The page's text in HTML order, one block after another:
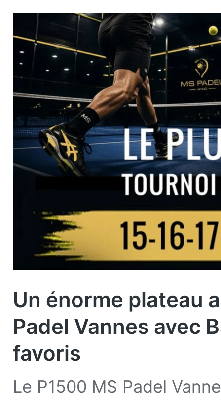
Un énorme plateau
Padel Vannes avec
favoris
Le P1500 MS Padel